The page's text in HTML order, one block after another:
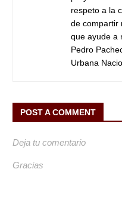
respeto a la
de compartir
que ayude a
Pedro
Urbana
POST A COMMENT
Deja tu comentario
Gracias